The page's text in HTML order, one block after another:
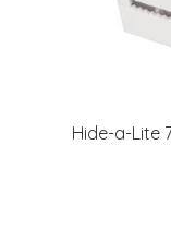
Hide-a-Lite